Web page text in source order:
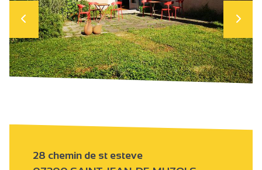
28 chemin de st esteve